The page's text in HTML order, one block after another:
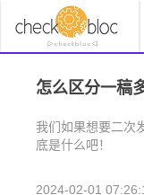
怎么区分一稿
我们如果想要二次
底是什么吧！
2024-02-01